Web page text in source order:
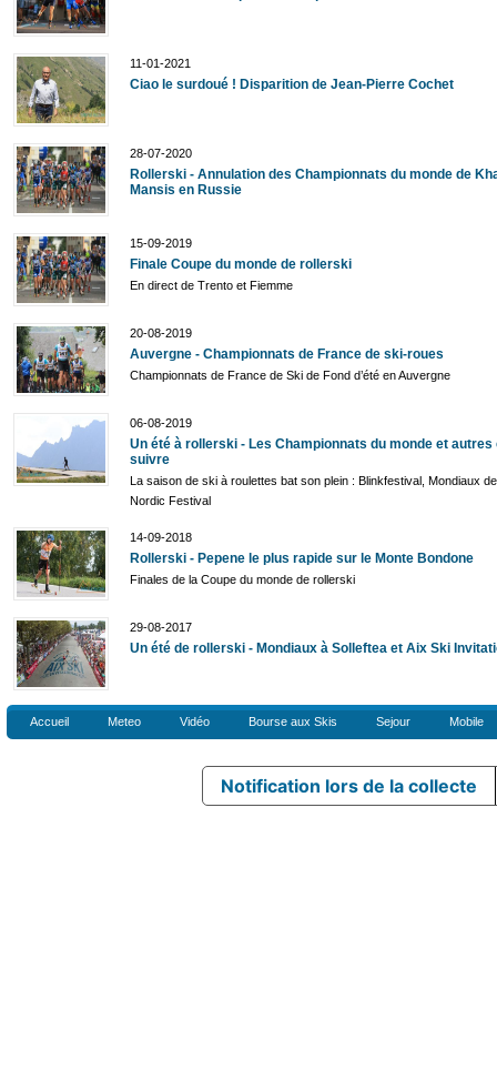
11-01-2021
Ciao le surdoué ! Disparition de Jean-Pierre Cochet
28-07-2020
Rollerski - Annulation des Championnats du monde de
Mansis en Russie
15-09-2019
Finale Coupe du monde de rollerski
En direct de Trento et Fiemme
20-08-2019
Auvergne - Championnats de France de ski-roues
Championnats de France de Ski de Fond d’été en Auvergne
06-08-2019
Un été à rollerski - Les Championnats du monde et
suivre
La saison de ski à roulettes bat son plein : Blinkfestival, Mondiaux
Nordic Festival
14-09-2018
Rollerski - Pepene le plus rapide sur le Monte Bondone
Finales de la Coupe du monde de rollerski
29-08-2017
Un été de rollerski - Mondiaux à Solleftea et Aix Ski
Accueil Meteo Vidéo Bourse aux Skis Sejour Mobile
Notification lors de la collecte